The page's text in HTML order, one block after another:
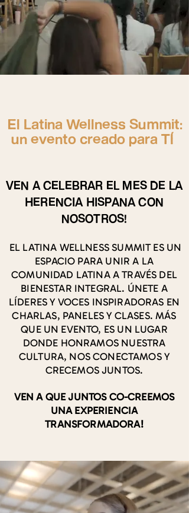
El Latina Wellness Summit:
un evento creado para TÍ
VEN A CELEBRAR EL MES DE LA
HERENCIA HISPANA CON
NOSOTROS!
EL LATINA WELLNESS SUMMIT ES UN
ESPACIO PARA UNIR A LA
COMUNIDAD LATINA A TRAVÉS DEL
BIENESTAR INTEGRAL. ÚNETE A
LÍDERES Y VOCES INSPIRADORAS EN
CHARLAS, PANELES Y CLASES. MÁS
QUE UN EVENTO, ES UN LUGAR
DONDE HONRAMOS NUESTRA
CULTURA, NOS CONECTAMOS Y
CRECEMOS JUNTOS.
VEN A QUE JUNTOS CO-CREEMOS
UNA EXPERIENCIA
TRANSFORMADORA!